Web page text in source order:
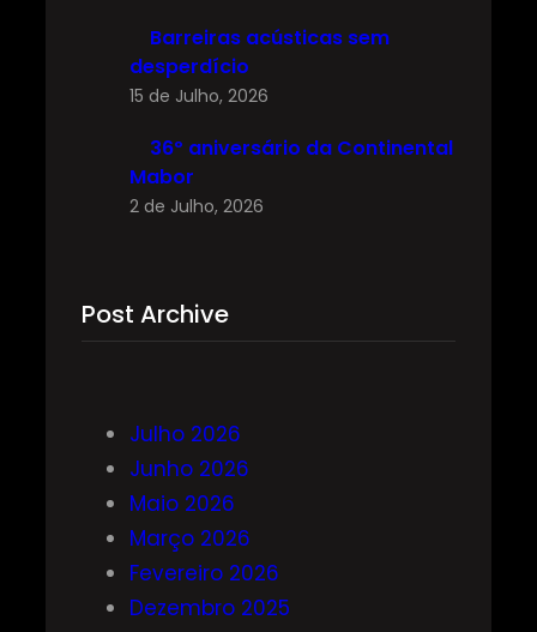
Barreiras acústicas sem
desperdício
15 de Julho, 2026
36º aniversário da Continental
Mabor
2 de Julho, 2026
Post Archive
Julho 2026
Junho 2026
Maio 2026
Março 2026
Fevereiro 2026
Dezembro 2025